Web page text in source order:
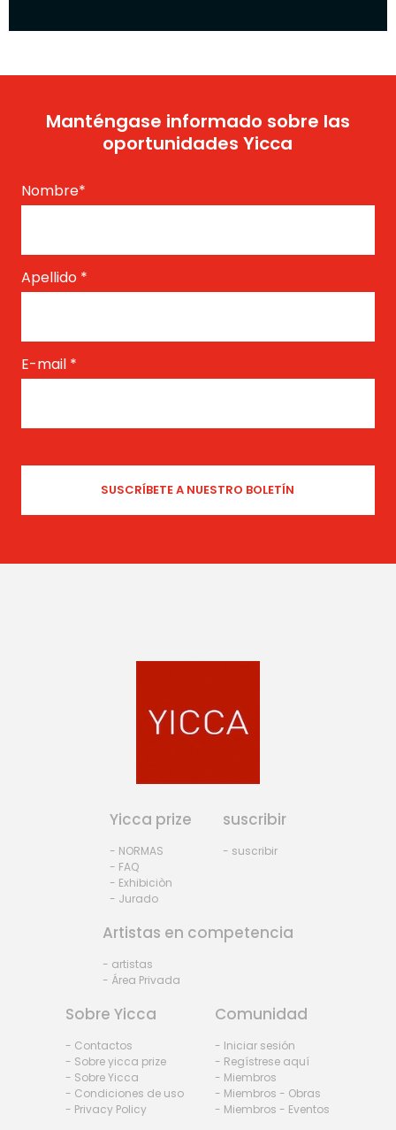
Manténgase informado sobre las
oportunidades Yicca
Nombre*
Apellido *
E-mail *
Yicca prize
- NORMAS
- FAQ
- Exhibiciòn
- Jurado
suscribir
- suscribir
Artistas en competencia
- artistas
- Área Privada
Sobre Yicca
- Contactos
- Sobre yicca prize
- Sobre Yicca
- Condiciones de uso
- Privacy Policy
Comunidad
- Iniciar sesión
- Regístrese aquí
- Miembros
- Miembros - Obras
- Miembros - Eventos